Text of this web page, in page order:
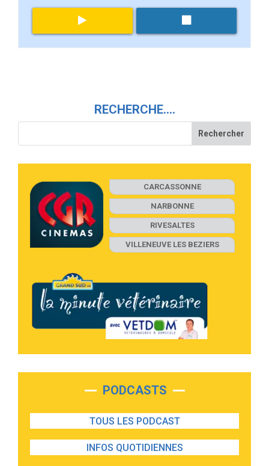
RECHERCHE….
CARCASSONNE
NARBONNE
RIVESALTES
VILLENEUVE LES BEZIERS
PODCASTS
TOUS LES PODCAST
INFOS QUOTIDIENNES